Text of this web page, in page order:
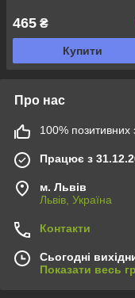
465 ₴
Купити
Про нас
100% позитивних
Працює з
м. Львів
Львів, Україна
Контакти
Сьогодні
Показати весь